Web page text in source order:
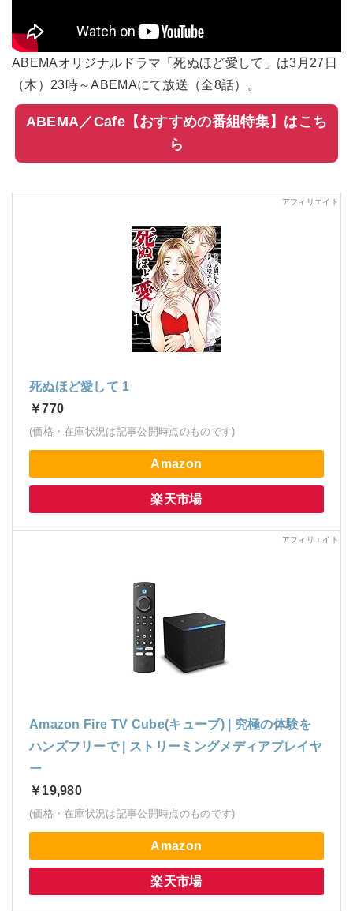
ABEMAオリジナルドラマ「死ぬほど愛して」は3月27日
（木）23時～ABEMAにて放送（全8話）。
ABEMA／Cafe【おすすめの番組特集】はこち
ら
死ぬほど愛して 1
￥770
(価格・在庫状況は記事公開時点のものです)
Amazon
楽天市場
Amazon Fire TV Cube(キューブ) | 究極の体験を
ハンズフリーで | ストリーミングメディアプレイヤ
ー
￥19,980
(価格・在庫状況は記事公開時点のものです)
Amazon
楽天市場